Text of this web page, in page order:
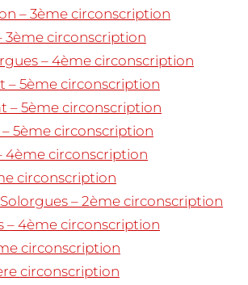
– 3ème circonscription
3ème circonscription
– 4ème circonscription
– 5ème circonscription
– 5ème circonscription
5ème circonscription
4ème circonscription
circonscription
– 2ème circonscription
– 4ème circonscription
circonscription
circonscription